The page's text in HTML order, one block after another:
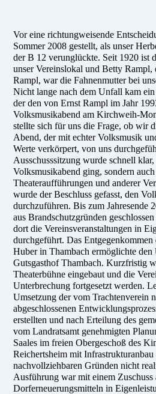
Vor eine richtungweisende
Sommer 2008 gestellt, als unser
der B 12 verunglückte. Seit 1920 ist
unser Vereinslokal und Betty
Rampl, war die Fahnenmutter bei
Nicht lange nach dem Unfall kam
der den von Ernst Rampl im Jahr
Volksmusikabend am Kirchweih-
stellte sich für uns die Frage, ob wir
Abend, der mit echter Volksmusik
Werte verkörpert, von uns
Ausschusssitzung wurde schnell
Volksmusikabend ging, sondern
Theateraufführungen und anderer
wurde der Beschluss gefasst, den
durchzuführen. Bis zum Jahresende
aus Brandschutzgründen
dort die Vereinsveranstaltungen in
durchgeführt. Das
Huber in Thambach ermöglichte den
Gutsgasthof Thambach. Kurzfristig
Theaterbühne eingebaut und die
Unterbrechung fortgesetzt werden.
Umsetzung der vom Trachtenverein
abgeschlossenen
erstellten und nach Erteilung des
vom Landratsamt genehmigten
Saales im freien Obergeschoß des
Reichertsheim mit Infrastrukturanbau
nachvollziehbaren Gründen nicht
Ausführung war mit einem Zuschuss
Dorferneuerungsmitteln in